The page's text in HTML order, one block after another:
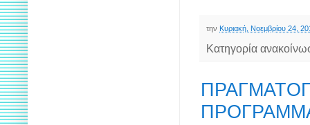
την Κυριακή, Νοεμβρίου 24,
Κατηγορία